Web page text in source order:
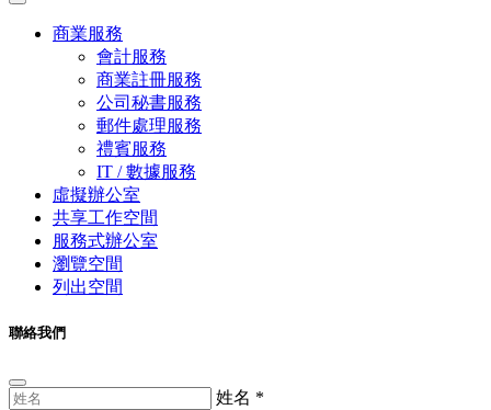
商業服務
會計服務
商業註冊服務
公司秘書服務
郵件處理服務
禮賓服務
IT / 數據服務
虛擬辦公室
共享工作空間
服務式辦公室
瀏覽空間
列出空間
聯絡我們
姓名 *